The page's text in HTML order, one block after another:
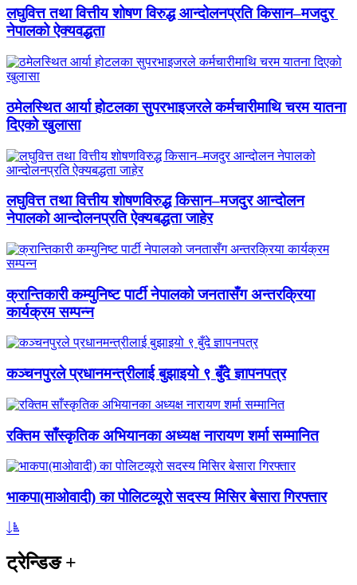
लघुवित्त तथा वित्तीय शोषण विरुद्ध आन्दोलनप्रति किसान–मजदुर
नेपालको ऐक्यवद्धता
ठमेलस्थित आर्या होटलका सुपरभाइजरले कर्मचारीमाथि चरम यातना
दिएको खुलासा
लघुवित्त तथा वित्तीय शोषणविरुद्ध किसान–मजदुर आन्दोलन
नेपालको आन्दोलनप्रति ऐक्यबद्धता जाहेर
क्रान्तिकारी कम्युनिष्ट पार्टी नेपालको जनतासँग अन्तरक्रिया
कार्यक्रम सम्पन्न
कञ्चनपुरले प्रधानमन्त्रीलाई बुझाइयो ९ बुँदे ज्ञापनपत्र
रक्तिम साँस्कृतिक अभियानका अध्यक्ष नारायण शर्मा सम्मानित
भाकपा(माओवादी) का पोलिटव्यूरो सदस्य मिसिर बेसारा गिरफ्तार
ट्रेन्डिङ+